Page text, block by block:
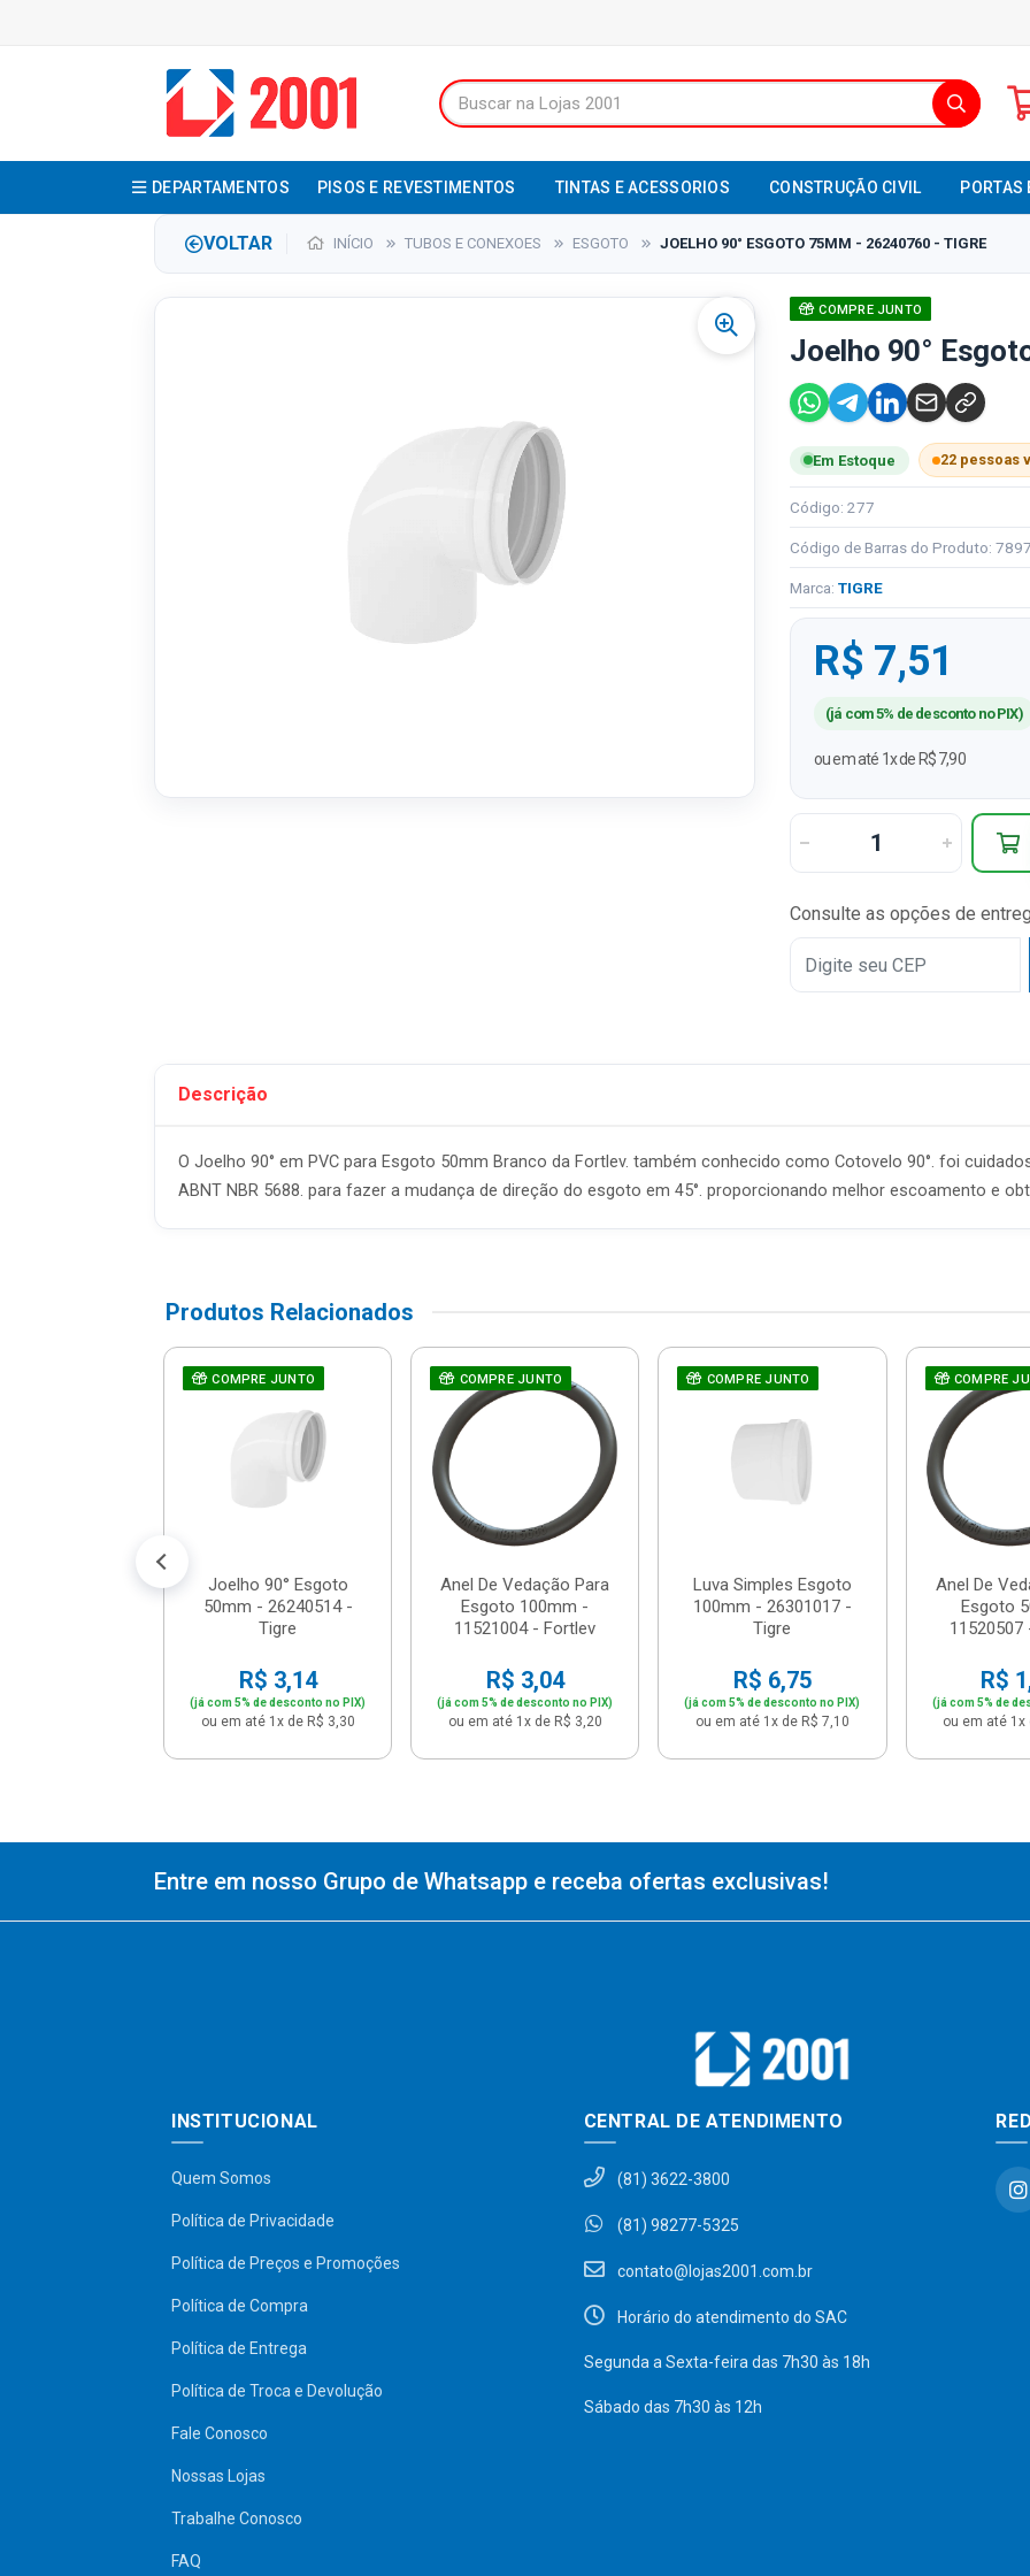
DEPARTAMENTOS PISOS E REVESTIMENTOS TINTAS E ACESSORIOS CONSTRUÇÃO CIVIL PORTAS
VOLTAR INÍCIO TUBOS E CONEXOES ESGOTO JOELHO 90° ESGOTO 75MM - 26240760 - TIGRE
COMPRE JUNTO
Joelho 90°
Em Estoque 22 pessoas
Código: 277
Código de Barras do Produto:
Marca: TIGRE
R$ 7,51
(já com 5% de desconto no PIX)
ou em até 1x de R$ 7,90
Consulte as opções de
Descrição
O Joelho 90° em PVC para Esgoto 50mm Branco da Fortlev. também conhecido como Cotovelo 90°. foi
ABNT NBR 5688. para fazer a mudança de direção do esgoto em 45°. proporcionando melhor escoamento e
Produtos Relacionados
COMPRE JUNTO
Joelho 90° Esgoto
50mm - 26240514 -
Tigre
R$ 3,14
(já com 5% de desconto no PIX)
ou em até 1x de R$ 3,30
COMPRE JUNTO
Anel De Vedação Para
Esgoto 100mm -
11521004 - Fortlev
R$ 3,04
(já com 5% de desconto no PIX)
ou em até 1x de R$ 3,20
COMPRE JUNTO
Luva Simples Esgoto
100mm - 26301017 -
Tigre
R$ 6,75
(já com 5% de desconto no PIX)
ou em até 1x de R$ 7,10
COMPRE
Anel De
Esgoto
11520507
R$
(já com 5% de
ou em até 1x
Entre em nosso Grupo de Whatsapp e receba ofertas exclusivas!
INSTITUCIONAL
Quem Somos
Política de Privacidade
Política de Preços e Promoções
Política de Compra
Política de Entrega
Política de Troca e Devolução
Fale Conosco
Nossas Lojas
Trabalhe Conosco
FAQ
CENTRAL DE ATENDIMENTO
(81) 3622-3800
(81) 98277-5325
contato@lojas2001.com.br
Horário do atendimento do SAC
Segunda a Sexta-feira das 7h30 às 18h
Sábado das 7h30 às 12h